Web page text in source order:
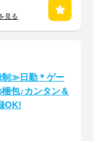
見る
制≫日勤＊ゲー
包♪カンタン＆
OK!